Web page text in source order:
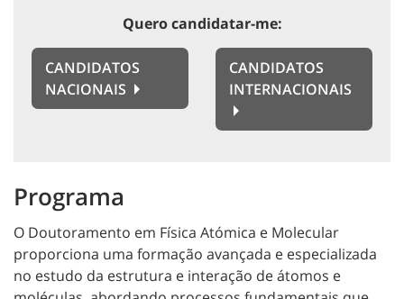
Quero candidatar-me:
CANDIDATOS
NACIONAIS
CANDIDATOS
INTERNACIONAIS
Programa
O Doutoramento em Física Atómica e Molecular
proporciona uma formação avançada e especializada
no estudo da estrutura e interação de átomos e